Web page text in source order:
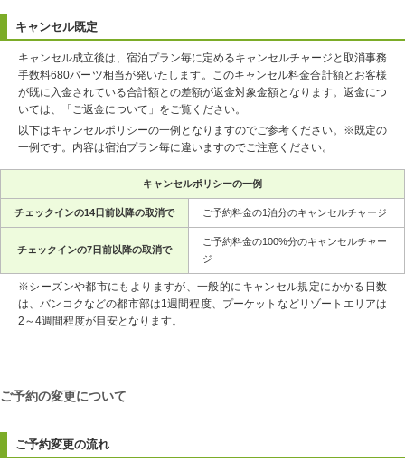
キャンセル既定
キャンセル成立後は、宿泊プラン毎に定めるキャンセルチャージと取消事務
手数料680バーツ相当が発いたします。このキャンセル料金合計額とお客様
が既に入金されている合計額との差額が返金対象金額となります。返金につ
いては、「ご返金について」をご覧ください。
以下はキャンセルポリシーの一例となりますのでご参考ください。※既定の
一例です。内容は宿泊プラン毎に違いますのでご注意ください。
キャンセルポリシーの一例
チェックインの14日前以降の取消で ご予約料金の1泊分のキャンセルチャージ
チェックインの7日前以降の取消で
ご予約料金の100%分のキャンセルチャー
ジ
※シーズンや都市にもよりますが、一般的にキャンセル規定にかかる日数
は、バンコクなどの都市部は1週間程度、プーケットなどリゾートエリアは
2～4週間程度が目安となります。
ご予約の変更について
ご予約変更の流れ